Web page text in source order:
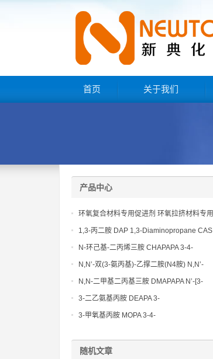
首页 关于我们
产品中心
环氧复合材料专用促进剂 环氧拉挤材料专用
促进剂 NT EP 120
1,3-丙二胺 DAP 1,3-Diaminopropane CAS
No 109-76-2
N-环己基-二丙烯三胺 CHAPAPA 3-4-
Methoxypropylamine CAS No:5332-73-0
N,N’-双(3-氨丙基)-乙撑二胺(N4胺) N,N’-
Bis(3-aminopropyl)-ethylenediamine CAS
No10563-26-5
N,N-二甲基二丙基三胺 DMAPAPA N’-[3-
(dimethylamino)propyllpropane-1,3-
diamine CAS No10563-29-8
3-二乙氨基丙胺 DEAPA 3-
(Diethylamino)propylamine CAS No 104-
3-甲氧基丙胺 MOPA 3-4-
随机文章